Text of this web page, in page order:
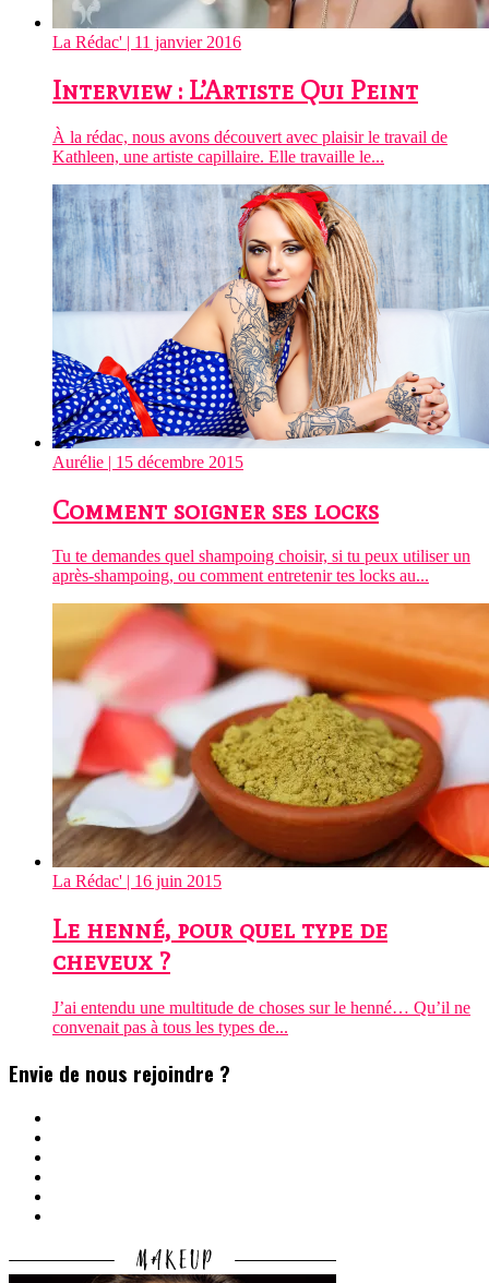
La Rédac' | 11 janvier 2016
Interview : L’Artiste Qui Peint
À la rédac, nous avons découvert avec plaisir le travail de
Kathleen, une artiste capillaire. Elle travaille le...
Aurélie | 15 décembre 2015
Comment soigner ses locks
Tu te demandes quel shampoing choisir, si tu peux utiliser un
après-shampoing, ou comment entretenir tes locks au...
La Rédac' | 16 juin 2015
Le henné, pour quel type de
cheveux ?
J’ai entendu une multitude de choses sur le henné… Qu’il ne
convenait pas à tous les types de...
Envie de nous rejoindre ?